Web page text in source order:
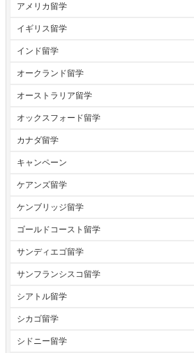
アメリカ留学
イギリス留学
インド留学
オークランド留学
オーストラリア留学
オックスフォード留学
カナダ留学
キャンペーン
ケアンズ留学
ケンブリッジ留学
ゴールドコースト留学
サンディエゴ留学
サンフランシスコ留学
シアトル留学
シカゴ留学
シドニー留学